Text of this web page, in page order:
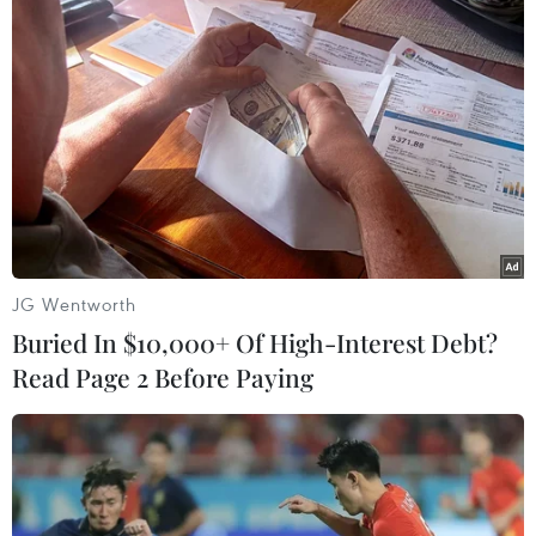
Theo dõi VietnamPlus
An toàn Giao thông
Cảnh sát giao thông triển khai chiến dịch nâng
cao kỹ năng lái xe môtô, xe gắn máy
Xe khách lao xuống hố sâu bên đường, 18 hành
khách thoát nạn
Cần xử lý dứt điểm việc tập kết gỗ ở hành lang
an toàn giao thông Quốc lộ 22B
Xe tải cẩu tông sập cầu Đắk Lung tại Đồng Nai,
hai người thoát nạn
Hà Nội điều chỉnh tổ chức giao thông trên phố
JG Wentworth
Buried In $10,000+ Of High-Interest Debt?
Read Page 2 Before Paying